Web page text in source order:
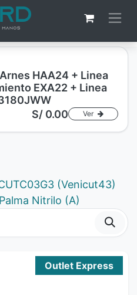
HAA24 + Linea
EXA22 + Linea
S/ 0.00 Ver
(Venicut43)
Nitrilo (A)
Outlet Express